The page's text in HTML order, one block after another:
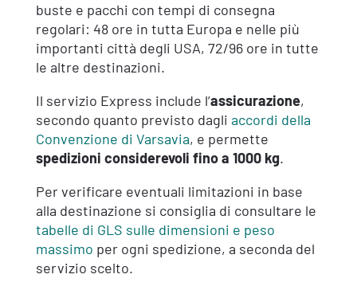
buste e pacchi con tempi di consegna
regolari: 48 ore in tutta Europa e nelle più
importanti città degli USA, 72/96 ore in tutte
le altre destinazioni.
Il servizio Express include l’assicurazione,
secondo quanto previsto dagli accordi della
Convenzione di Varsavia, e permette
spedizioni considerevoli fino a 1000 kg.
Per verificare eventuali limitazioni in base
alla destinazione si consiglia di consultare le
tabelle di GLS sulle dimensioni e peso
massimo per ogni spedizione, a seconda del
servizio scelto.